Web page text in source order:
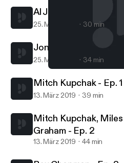
Hornets Hive Cast | A
Al Jefferson - Ep. 39
25. März 2019 30 min
Jonathan Abrams -
25. März 2019 34 min
Mitch Kupchak - Ep. 1
13. März 2019 39 min
Mitch Kupchak,
Graham - Ep. 2
13. März 2019 44 min